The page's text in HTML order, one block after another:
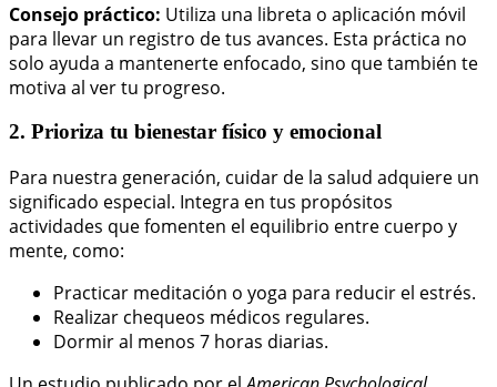
Consejo práctico: Utiliza una libreta o aplicación móvil
para llevar un registro de tus avances. Esta práctica no
solo ayuda a mantenerte enfocado, sino que también te
motiva al ver tu progreso.
2. Prioriza tu bienestar físico y emocional
Para nuestra generación, cuidar de la salud adquiere un
significado especial. Integra en tus propósitos
actividades que fomenten el equilibrio entre cuerpo y
mente, como:
Practicar meditación o yoga para reducir el estrés.
Realizar chequeos médicos regulares.
Dormir al menos 7 horas diarias.